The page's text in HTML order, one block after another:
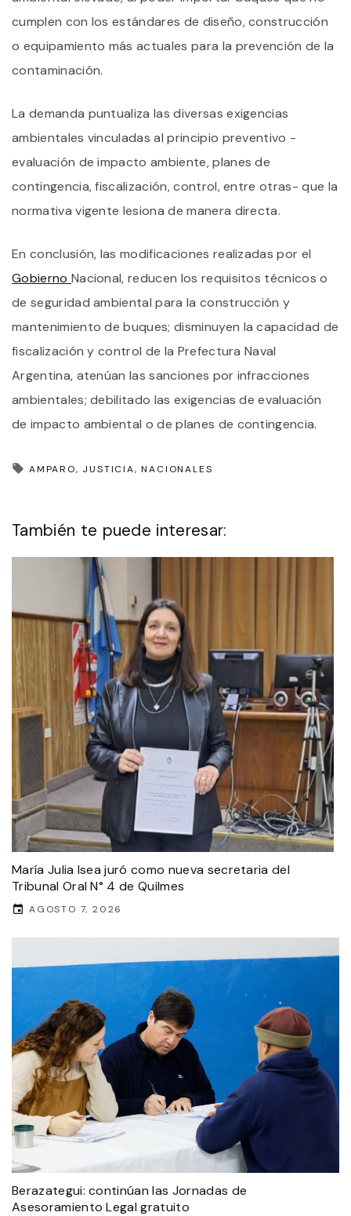
cumplen con los estándares de diseño, construcción
o equipamiento más actuales para la prevención de la
contaminación.
La demanda puntualiza las diversas exigencias
ambientales vinculadas al principio preventivo -
evaluación de impacto ambiente, planes de
contingencia, fiscalización, control, entre otras- que la
normativa vigente lesiona de manera directa.
En conclusión, las modificaciones realizadas por el
Gobierno Nacional, reducen los requisitos técnicos o
de seguridad ambiental para la construcción y
mantenimiento de buques; disminuyen la capacidad de
fiscalización y control de la Prefectura Naval
Argentina, atenúan las sanciones por infracciones
ambientales; debilitado las exigencias de evaluación
de impacto ambiental o de planes de contingencia.
AMPARO JUSTICIA NACIONALES
También te puede interesar:
María Julia Isea juró como nueva secretaria del
Tribunal Oral N° 4 de Quilmes
AGOSTO 7, 2026
Berazategui: continúan las Jornadas de
Asesoramiento Legal gratuito